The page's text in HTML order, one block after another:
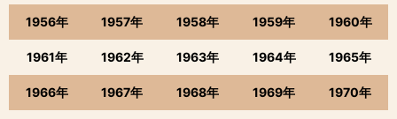
1956年 1957年 1958年 1959年 1960年
1961年 1962年 1963年 1964年 1965年
1966年 1967年 1968年 1969年 1970年